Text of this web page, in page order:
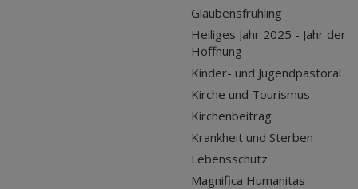
Glaubensfrühling
Heiliges Jahr 2025 - Jahr der
Hoffnung
Kinder- und Jugendpastoral
Kirche und Tourismus
Kirchenbeitrag
Krankheit und Sterben
Lebensschutz
Magnifica Humanitas